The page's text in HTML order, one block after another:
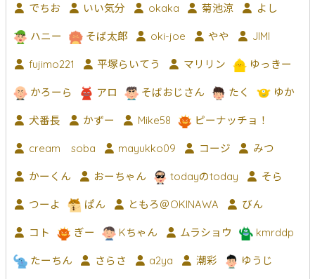
でちお いい気分 okaka 菊池涼 よし
ハニー そば太郎 oki-joe やや JIMI
fujimo221 平塚らいてう マリリン ゆっきー
かろーら アロ そばおじさん たく ゆか
犬番長 かずー Mike58 ピーナッチョ！
cream soba mayukko09 コージ みつ
かーくん おーちゃん todayのtoday そら
つーよ ぱん ともろ＠OKINAWA びん
コト ぎー Kちゃん ムラショウ kmrddp
たーちん さらさ a2ya 潮彩 ゆうじ